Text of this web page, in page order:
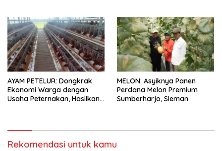
AYAM PETELUR: Dongkrak
Ekonomi Warga dengan
Usaha Peternakan, Hasilkan
MELON: Asyiknya Panen
Perdana Melon Premium
Sumberharjo, Sleman
Rekomendasi untuk kamu